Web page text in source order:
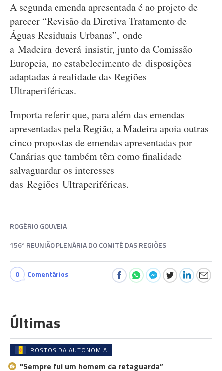
A segunda emenda apresentada é ao projeto de
parecer “Revisão da Diretiva Tratamento de
Águas Residuais Urbanas”, onde
a Madeira deverá insistir, junto da Comissão
Europeia, no estabelecimento de disposições
adaptadas à realidade das Regiões
Ultraperiféricas.
Importa referir que, para além das emendas
apresentadas pela Região, a Madeira apoia outras
cinco propostas de emendas apresentadas por
Canárias que também têm como finalidade
salvaguardar os interesses
das Regiões Ultraperiféricas.
ROGÉRIO GOUVEIA
156ª REUNIÃO PLENÁRIA DO COMITÉ DAS REGIÕES
0 Comentários
Últimas
ROSTOS DA AUTONOMIA
"Sempre fui um homem da retaguarda”